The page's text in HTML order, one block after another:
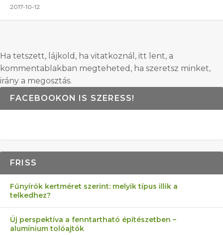
2017-10-12
Ha tetszett, lájkold, ha vitatkoznál, itt lent, a
kommentablakban megteheted, ha szeretsz minket,
irány a megosztás.
FACEBOOKON IS SZERESS!
FRISS
Fűnyírók kertméret szerint: melyik típus illik a
telkedhez?
Új perspektíva a fenntartható építészetben –
alumínium tolóajtók